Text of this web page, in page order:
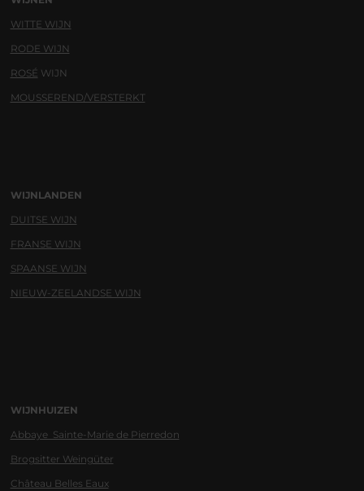
WITTE WIJN
RODE WIJN
ROSÉ WIJN
MOUSSEREND/VERSTERKT
WIJNLANDEN
DUITSE WIJN
FRANSE WIJN
SPAANSE WIJN
NIEUW-ZEELANDSE WIJN
WIJNHUIZEN
Abbaye Sainte-Marie de Pierredon
Brogsitter Weingüter
Château Belles Eaux